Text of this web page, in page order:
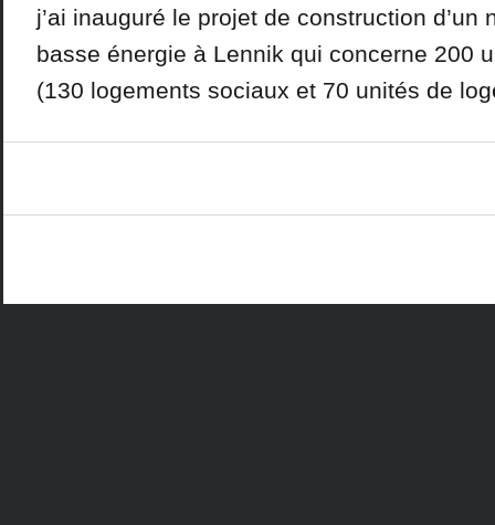
j’ai inauguré le projet de construction d’un
basse énergie à Lennik qui concerne 200
(130 logements sociaux et 70 unités de